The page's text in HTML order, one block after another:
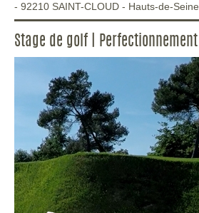
- 92210 SAINT-CLOUD - Hauts-de-Seine
Stage de golf | Perfectionnement